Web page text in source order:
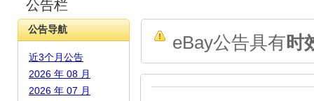
公告栏
公告导航
近3个月公告
2026 年 08 月
2026 年 07 月
eBay公告具有时